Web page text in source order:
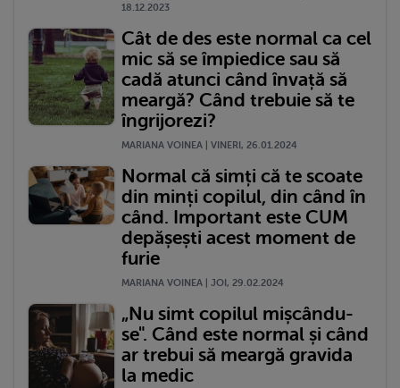
18.12.2023
Cât de des este normal ca cel
mic să se împiedice sau să
cadă atunci când învață să
meargă? Când trebuie să te
îngrijorezi?
MARIANA VOINEA | VINERI, 26.01.2024
Normal că simți că te scoate
din minți copilul, din când în
când. Important este CUM
depășești acest moment de
furie
MARIANA VOINEA | JOI, 29.02.2024
„Nu simt copilul mișcându-
se". Când este normal și când
ar trebui să meargă gravida
la medic